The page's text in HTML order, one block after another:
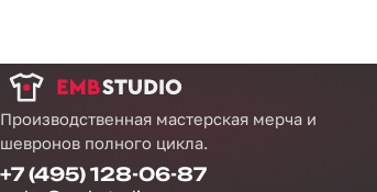
Производственная мастерская мерча и
шевронов полного цикла.
+7 (495) 128-06-87